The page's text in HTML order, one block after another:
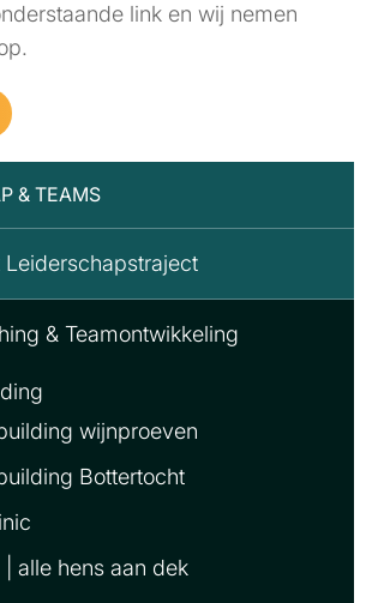
link en wij nemen
& TEAMS
Leiderschapstraject
& Teamontwikkeling
wijnproeven
Bottertocht
| alle hens aan dek